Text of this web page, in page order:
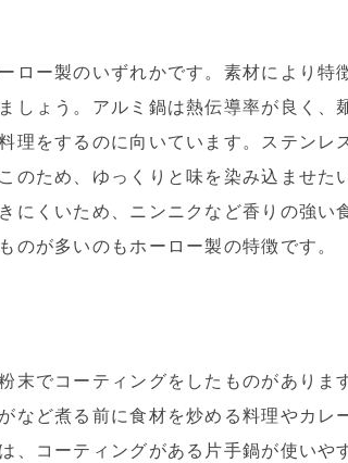
ロー製のいずれかです。素材により特
しょう。アルミ鍋は熱伝導率が良く、
理をするのに向いています。ステンレ
のため、ゆっくりと味を染み込ませた
にくいため、ニンニクなど香りの強い
のが多いのもホーロー製の特徴です。
末でコーティングをしたものがありま
など煮る前に食材を炒める料理やカレ
、コーティングがある片手鍋が使いや